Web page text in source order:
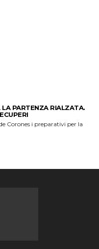
PARTENZA RIALZATA.
Corones i preparativi per la